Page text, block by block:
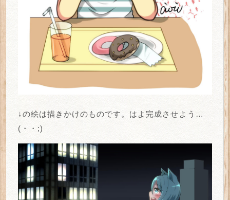
↓の絵は描きかけのものです。はよ完成させよう…
(・・;)